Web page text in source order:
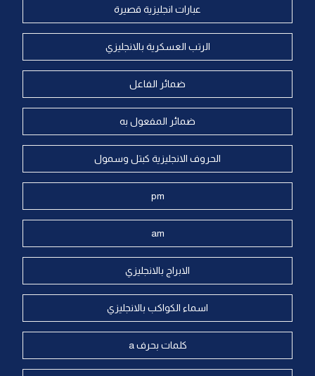
عبارات انجليزية قصيرة
الرتب العسكرية بالانجليزي
ضمائر الفاعل
ضمائر المفعول به
الحروف الانجليزية كبتل وسمول
pm
am
الابراج بالانجليزي
اسماء الكواكب بالانجليزي
كلمات بحرف a